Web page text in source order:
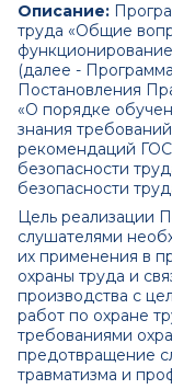
Описание:
труда «Общие
(далее -
Постановления
«О порядке
знания
рекомендаций
безопасности
безопасности
Цель реализации
слушателями
их применения в
охраны труда и
производства с
работ по охране
требованиями
предотвращение
травматизма и